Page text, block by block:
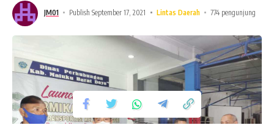
JM01 Publish September 17, 2021 Lintas Daerah 774 pengunjung